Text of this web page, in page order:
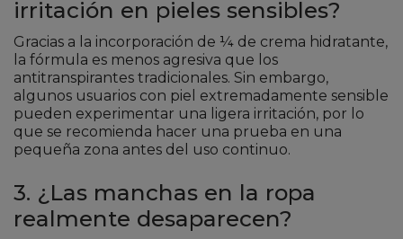
irritación en pieles sensibles?
Gracias a la incorporación de ¼ de crema hidratante,
la fórmula es menos agresiva que los
antitranspirantes tradicionales. Sin embargo,
algunos usuarios con piel extremadamente sensible
pueden experimentar una ligera irritación, por lo
que se recomienda hacer una prueba en una
pequeña zona antes del uso continuo.
3. ¿Las manchas en la ropa
realmente desaparecen?